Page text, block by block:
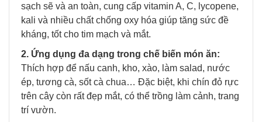
sạch sẽ và an toàn, cung cấp vitamin A, C, lycopene,
kali và nhiều chất chống oxy hóa giúp tăng sức đề
kháng, tốt cho tim mạch và mắt.
2. Ứng dụng đa dạng trong chế biến món ăn:
Thích hợp để nấu canh, kho, xào, làm salad, nước
ép, tương cà, sốt cà chua… Đặc biệt, khi chín đỏ rực
trên cây còn rất đẹp mắt, có thể trồng làm cảnh, trang
trí vườn.